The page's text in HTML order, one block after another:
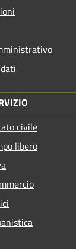
civile
libero